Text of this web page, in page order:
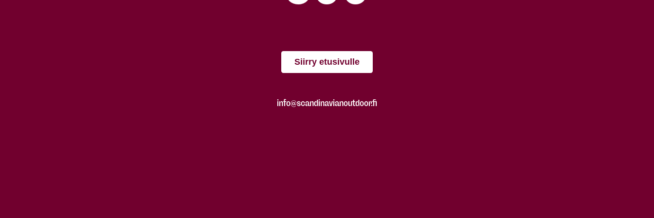
Siirry etusivulle
info@scandinavianoutdoor.fi